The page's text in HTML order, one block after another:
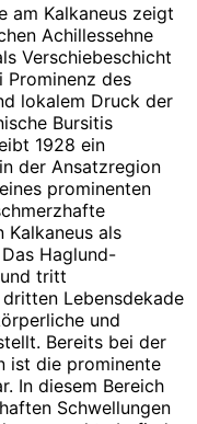
am Kalkaneus zeigt
Achillessehne
Verschiebeschicht
Prominenz des
lokalem Druck der
Bursitis
1928 ein
der ­Ansatzregion
prominenten
Kalkaneus als
Haglund-
tritt
Lebensdekade
und
Bereits bei der
ist die prominente
In diesem Bereich
Schwellungen